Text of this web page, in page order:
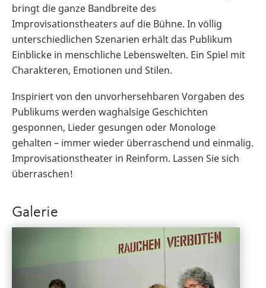
bringt die ganze Bandbreite des
Improvisationstheaters auf die Bühne. In völlig
unterschiedlichen Szenarien erhält das Publikum
Einblicke in menschliche Lebenswelten. Ein Spiel mit
Charakteren, Emotionen und Stilen.
Inspiriert von den unvorhersehbaren Vorgaben des
Publikums werden waghalsige Geschichten
gesponnen, Lieder gesungen oder Monologe
gehalten – immer wieder überraschend und einmalig.
Improvisationstheater in Reinform. Lassen Sie sich
überraschen!
Galerie